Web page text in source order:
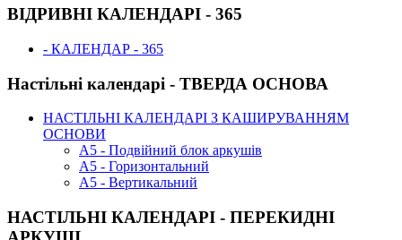
ВІДРИВНІ КАЛЕНДАРІ - 365
- КАЛЕНДАР - 365
Настільні календарі - ТВЕРДА ОСНОВА
НАСТІЛЬНІ КАЛЕНДАРІ З КАШИРУВАННЯМ
ОСНОВИ
А5 - Подвійний блок аркушів
А5 - Горизонтальний
А5 - Вертикальний
НАСТІЛЬНІ КАЛЕНДАРІ - ПЕРЕКИДНІ